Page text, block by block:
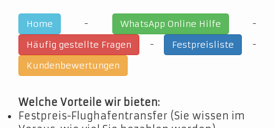
Home - WhatsApp Online Hilfe
-
Häufig gestellte Fragen
- Festpreisliste
-
Kundenbewertungen
Welche Vorteile wir bieten:
Festpreis-Flughafentransfer (Sie wissen im